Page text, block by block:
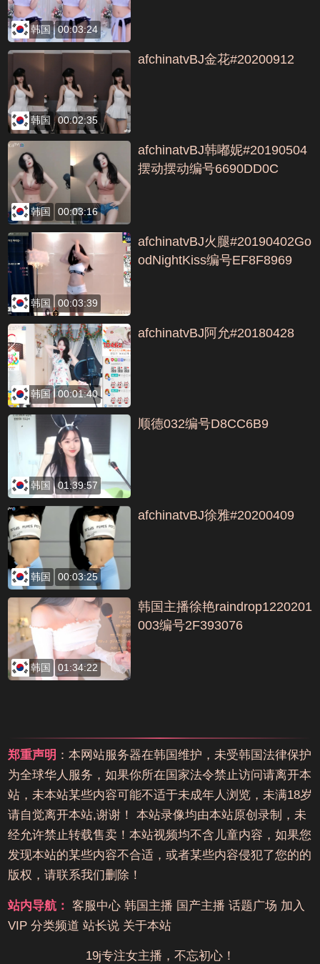
韩国 00:03:24
韩国 00:02:35
afchinatvBJ金花#20200912
韩国 00:03:16
afchinatvBJ韩嘟妮#20190504
摆动摆动编号6690DD0C
韩国 00:03:39
afchinatvBJ火腿#20190402Go
odNightKiss编号EF8F8969
韩国 00:01:40
afchinatvBJ阿允#20180428
韩国 01:39:57
顺德032编号D8CC6B9
韩国 00:03:25
afchinatvBJ徐雅#20200409
韩国 01:34:22
韩国主播徐艳raindrop1220201
003编号2F393076
郑重声明 ：本网站服务器在韩国维护，未受韩国法律保护
为全球华人服务，如果你所在国家法令禁止访问请离开本
站，未本站某些内容可能不适于未成年人浏览，未满18岁
请自觉离开本站,谢谢！ 本站录像均由本站原创录制，未
经允许禁止转载售卖！本站视频均不含儿童内容，如果您
发现本站的某些内容不合适，或者某些内容侵犯了您的的
版权，请联系我们删除！
站内导航： 客服中心 韩国主播 国产主播 话题广场 加入
VIP 分类频道 站长说 关于本站
19j专注女主播，不忘初心！